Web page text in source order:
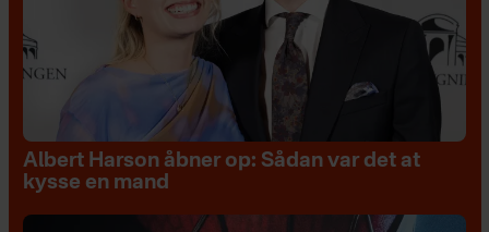
Albert Harson åbner op: Sådan var det at
kysse en mand